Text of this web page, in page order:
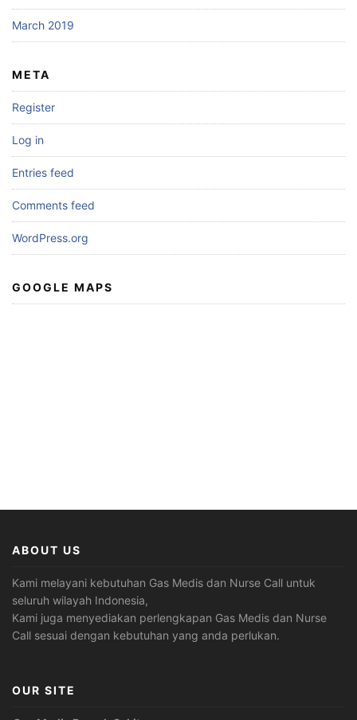
March 2019
META
Register
Log in
Entries feed
Comments feed
WordPress.org
GOOGLE MAPS
ABOUT US
Kami melayani kebutuhan Gas Medis dan Nurse Call untuk
seluruh wilayah Indonesia,
Kami juga menyediakan perlengkapan Gas Medis dan Nurse
Call sesuai dengan kebutuhan yang anda perlukan.
OUR SITE